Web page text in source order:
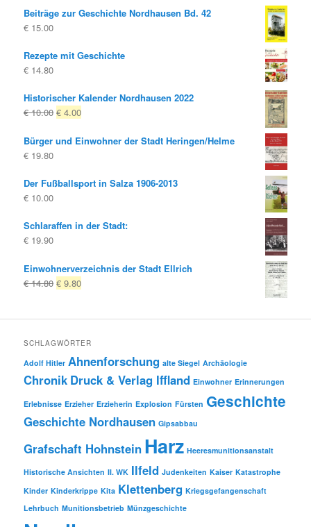
Beiträge zur Geschichte Nordhausen Bd. 42
€ 15.00
Rezepte mit Geschichte
€ 14.80
Historischer Kalender Nordhausen 2022
€10.00 Ursprünglicher
war:
€ 4.00Aktueller
ist:
Bürger und Einwohner der Stadt Heringen/Helme
€ 19.80
Der Fußballsport in Salza 1906-2013
€ 10.00
Schlaraffen in der Stadt:
€ 19.90
Einwohnerverzeichnis der Stadt Ellrich
€14.80 Ursprünglicher
€ 9.80Aktueller
SCHLAGWÖRTER
Adolf Hitler Ahnenforschung alte Siegel Archäologie
Chronik Druck & Verlag Iffland Einwohner Erinnerungen
Erlebnisse Erzieher Erzieherin Explosion Fürsten Geschichte
Geschichte Nordhausen Gipsabbau
Grafschaft Hohnstein Harz Heeresmunitionsanstalt
Historische Ansichten II. WK Ilfeld Judenkeiten Kaiser Katastrophe
Kinder Kinderkrippe Kita Klettenberg Kriegsgefangenschaft
Lehrbuch Munitionsbetrieb Münzgeschichte